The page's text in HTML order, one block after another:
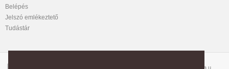
Belépés
Jelszó emlékeztető
Tudástár
1042 Budapest, József Attila u.